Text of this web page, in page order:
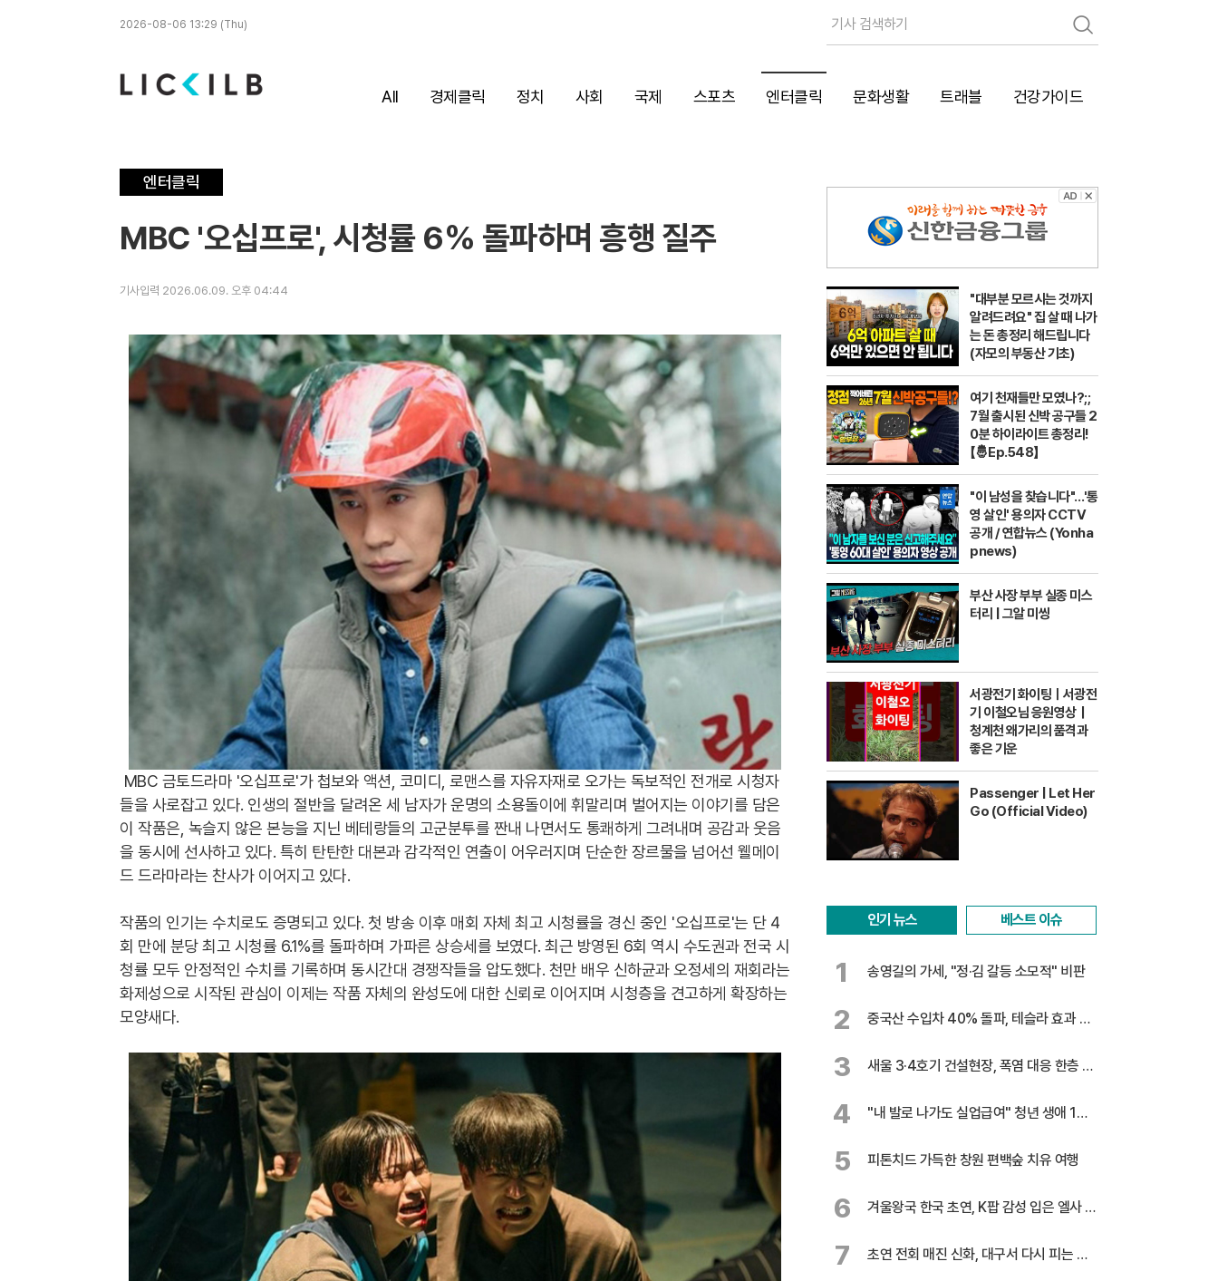
검
색
2026-08-06 13:29 (Thu)
All 경제클릭 정치 사회 국제 스포츠 엔터클릭 문화생활 트래블 건강가이드
엔터클릭
MBC '오십프로', 시청률 6% 돌파하며 흥행 질주
기사입력 2026.06.09. 오후 04:44
MBC 금토드라마 '오십프로'가 첩보와 액션, 코미디, 로맨스를 자유자재로 오가는 독보적인 전개로 시청자
들을 사로잡고 있다. 인생의 절반을 달려온 세 남자가 운명의 소용돌이에 휘말리며 벌어지는 이야기를 담은
이 작품은, 녹슬지 않은 본능을 지닌 베테랑들의 고군분투를 짠내 나면서도 통쾌하게 그려내며 공감과 웃음
을 동시에 선사하고 있다. 특히 탄탄한 대본과 감각적인 연출이 어우러지며 단순한 장르물을 넘어선 웰메이
드 드라마라는 찬사가 이어지고 있다.
작품의 인기는 수치로도 증명되고 있다. 첫 방송 이후 매회 자체 최고 시청률을 경신 중인 '오십프로'는 단 4
회 만에 분당 최고 시청률 6.1%를 돌파하며 가파른 상승세를 보였다. 최근 방영된 6회 역시 수도권과 전국 시
청률 모두 안정적인 수치를 기록하며 동시간대 경쟁작들을 압도했다. 천만 배우 신하균과 오정세의 재회라는
화제성으로 시작된 관심이 이제는 작품 자체의 완성도에 대한 신뢰로 이어지며 시청층을 견고하게 확장하는
모양새다.
"대부분 모르시는 것까지
알려드려요" 집 살 때 나가
는 돈 총정리 해드립니다
(자모의 부동산 기초)
여기 천재들만 모였나?;;
7월 출시된 신박 공구들 2
0분 하이라이트 총정리!
【🤴Ep.548】
"이 남성을 찾습니다"…'통
영 살인' 용의자 CCTV
공개 / 연합뉴스 (Yonha
pnews)
부산 사장 부부 실종 미스
터리 | 그알 미씽
서광전기 화이팅ㅣ서광전
기 이철오님 응원영상｜
청계천 왜가리의 품격과
좋은 기운
Passenger | Let Her
Go (Official Video)
인기 뉴스 베스트 이슈
1 송영길의 가세, "정·김 갈등 소모적" 비판
2 중국산 수입차 40% 돌파, 테슬라 효과 톡
톡
3 새울 3·4호기 건설현장, 폭염 대응 한층 강
4 "내 발로 나가도 실업급여" 청년 생애 1회
지급
5 피톤치드 가득한 창원 편백숲 치유 여행
6 겨울왕국 한국 초연, K팝 감성 입은 엘사 온
7 초연 전회 매진 신화, 대구서 다시 피는 민